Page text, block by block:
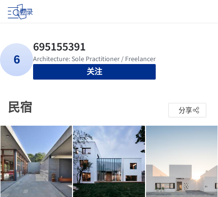
登录
关注
民宿 分享